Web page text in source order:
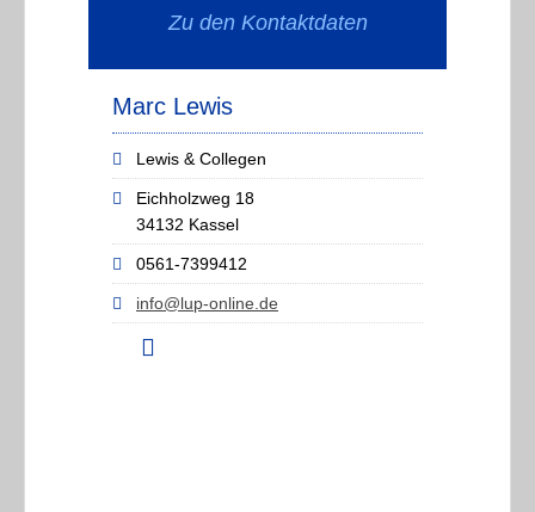
Zu den Kontaktdaten
Marc Lewis
Lewis & Collegen
Eichholzweg 18
34132 Kassel
0561-7399412
info@lup-online.de